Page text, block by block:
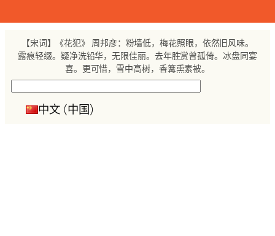
至
【宋词】《花犯》 周邦彦：粉墙低，梅花照眼，依然旧风味。
露痕轻缀。疑净洗铅华，无限佳丽。去年胜赏曾孤倚。冰盘同宴
喜。更可惜，雪中高树，香篝熏素被。
中文 (中国)